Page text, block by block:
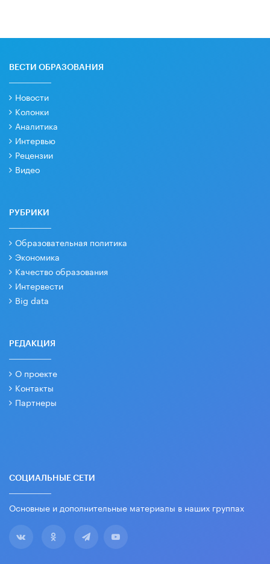
ВЕСТИ ОБРАЗОВАНИЯ
Новости
Колонки
Аналитика
Интервью
Рецензии
Видео
РУБРИКИ
Образовательная политика
Экономика
Качество образования
Интервести
Big data
РЕДАКЦИЯ
О проекте
Контакты
Партнеры
СОЦИАЛЬНЫЕ СЕТИ
Основные и дополнительные материалы в наших группах